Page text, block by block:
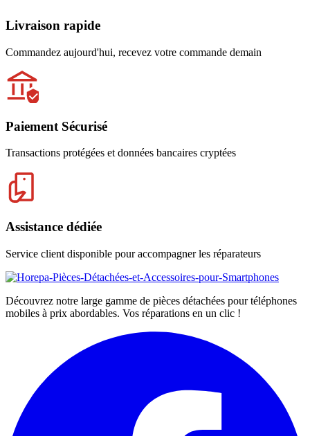
Livraison rapide
Commandez aujourd'hui, recevez votre commande demain
Paiement Sécurisé
Transactions protégées et données bancaires cryptées
Assistance dédiée
Service client disponible pour accompagner les réparateurs
Découvrez notre large gamme de pièces détachées pour téléphones
mobiles à prix abordables. Vos réparations en un clic !